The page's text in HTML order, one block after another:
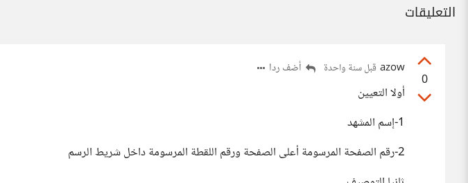
التعليقات
0
azow قبل سنة واحدة أضف ردا
أولا التعيين
1-إسم المشهد
2-رقم الصفحة المرسومة أعلى الصفحة ورقم اللقطة المرسومة داخل شريط الرسم